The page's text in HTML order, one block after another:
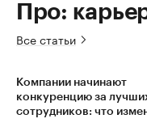
Про:
Все статьи
Компании начинают
конкуренцию за
сотрудников: что